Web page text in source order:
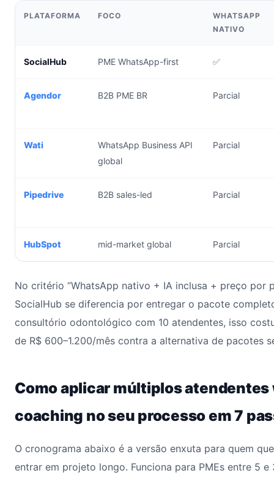
PLATAFORMA FOCO
WHATSAPP
NATIVO
SocialHub PME WhatsApp-first ✅
Agendor B2B PME BR Parcial
Wati
WhatsApp Business API
global
Parcial
Pipedrive B2B sales-led Parcial
HubSpot mid-market global Parcial
No critério “WhatsApp nativo + IA inclusa + preço por
SocialHub se diferencia por entregar o pacote
consultório odontológico com 10 atendentes, isso
de R$ 600–1.200/mês contra a alternativa de pacotes
Como aplicar múltiplos atendentes
coaching no seu processo em 7
O cronograma abaixo é a versão enxuta para quem
entrar em projeto longo. Funciona para PMEs entre 5 e